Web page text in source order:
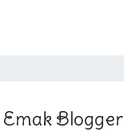
Blogger